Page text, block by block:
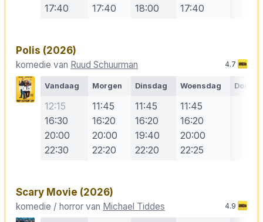
17:40
17:40
18:00
17:40
Polis (2026)
komedie van Ruud Schuurman 4.7
Vandaag Morgen Dinsdag Woensdag
12:15
16:30
20:00
22:30
11:45
16:20
20:00
22:20
11:45
16:20
19:40
22:20
11:45
16:20
20:00
22:25
Scary Movie (2026)
komedie / horror van Michael Tiddes 4.9